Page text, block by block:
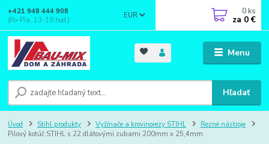
Menu
EUR
Hľadať
+421 948 444 908
(Po-Pia, 13-18 hod.)
0 ks
za 0 €
Úvod Stihl produkty Vyžínače a krovinorezy STIHL
Rezné nástroje
Pilový kotúč STIHL s 22 dlátovými zubami 200mm x 25,4mm